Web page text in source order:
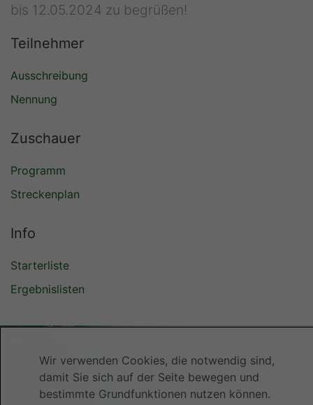
Wir verwenden Cookies, die notwendig sind,
bestimmte Grundfunktionen nutzen können.
unserer Seite erfahren Sie hier:
bis 12.05.2024 zu begrüßen!
Teilnehmer
Ausschreibung
Nennung
Zuschauer
Programm
Streckenplan
Info
Starterliste
Ergebnislisten